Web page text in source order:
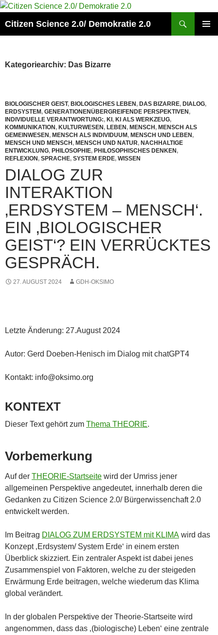
Zum
springen
Citizen Science 2.0/ Demokratie 2.0
Kategoriearchiv: Das Bizarre
BIOLOGISCHER GEIST, BIOLOGISCHES LEBEN, DAS BIZARRE, DIALOG,
ERDSYSTEM, GENERATIONENÜBERGREIFENDE PERSPEKTIVEN,
INDIVIDUELLE VERANTWORTUNG:, KI, KI ALS WERKZEUG,
KOMMUNIKATION, KULTURWESEN, LEBEN, MENSCH, MENSCH ALS
GEMEINWESEN, MENSCH ALS INDIVIDUUM, MENSCH UND LEBEN,
MENSCH UND MENSCH, MENSCH UND NATUR, NACHHALTIGE
ENTWICKLUNG, PHILOSOPHIE, PHILOSOPHISCHES DENKEN,
REFLEXION, SPRACHE, SYSTEM ERDE, WISSEN
DIALOG ZUR
INTERAKTION
‚ERDSYSTEM – MENSCH‘.
EIN ‚BIOLOGISCHER
GEIST‘? EIN VERRÜCKTES
GESPRÄCH.
27. AUGUST 2024 GDH-OKSIMO
Letzte Änderung: 27.August 2024
Autor: Gerd Doeben-Henisch im Dialog mit chatGPT4
Kontakt: info@oksimo.org
KONTEXT
Dieser Text gehört zum Thema THEORIE.
Vorbemerkung
Auf der THEORIE-Startseite wird der Umriss jener
allgemeinen Perspektive angedeutet, innerhalb deren die
Gedanken zu Citizen Science 2.0/ Bürgerwissenchaft 2.0
entwickelt werden.
Im Beitrag DIALOG ZUM ERDSYSTEM mit KLIMA wird das
Konzept ‚Erdsystem/ System Erde‘ in einem ersten
Überblick skizziert. Ein zentraler Aspekt ist dabei jenes
Zusammenspiel von Faktoren, welche zu der steigeden
Erwärmung Erde beitragen, welche wiederum das Klima
global verändert.
In der globalen Perspektive der Theorie-Startseite wird
angenommen, dass das ‚(biologische) Leben‘ eine zentrale